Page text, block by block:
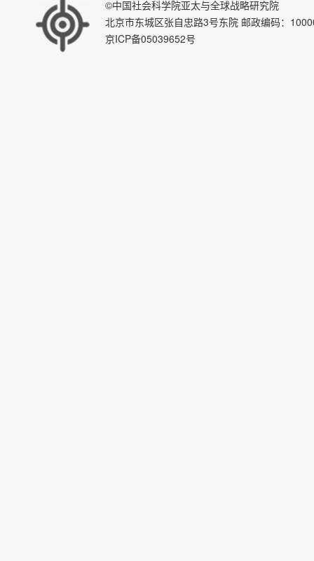
©中国社会科学院亚太与全球战略研究院
北京市东城区张自忠路3号东院 邮政编码：
京ICP备05039652号